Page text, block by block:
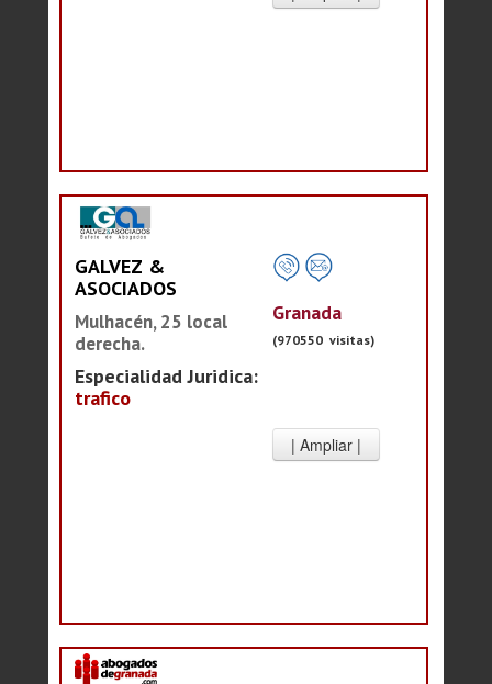
GALVEZ &
ASOCIADOS
Mulhacén, 25 local
derecha.
Especialidad Juridica:
trafico
Granada
(970550 visitas)